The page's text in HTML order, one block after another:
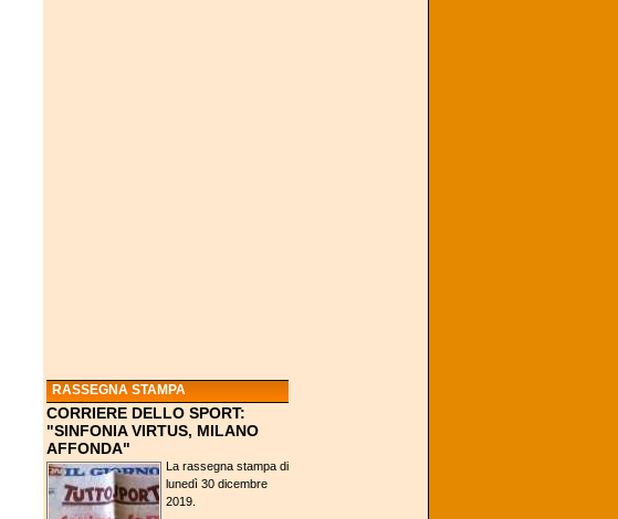
RASSEGNA STAMPA
CORRIERE DELLO SPORT:
"SINFONIA VIRTUS, MILANO
AFFONDA"
La rassegna stampa di
lunedì 30 dicembre
2019.